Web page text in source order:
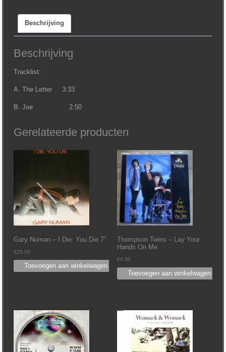
Letter
aantal
Beschrijving
Beschrijving
Tracklist:
A. The Letter 3:33
B. Joe 2:50
Gerelateerde producten
Gary Numan – I Die: You Die 7”
€25.00
Toevoegen aan winkelwagen
Thompson Twins ‎– Lay Your
Hands On Me
€4.95
Toevoegen aan winkelwagen